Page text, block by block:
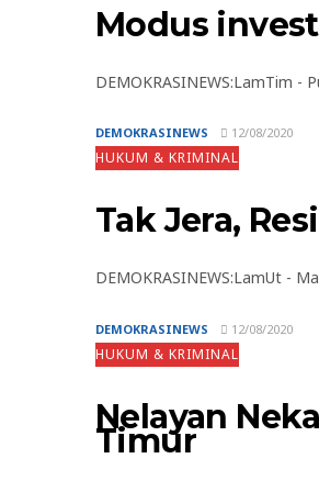
Modus
DEMOKRASINEWS:LamTim -
DEMOKRASINEWS 12/08/2020
HUKUM & KRIMINAL
Tak Jera,
DEMOKRASINEWS:LamUt -
DEMOKRASINEWS 12/08/2020
HUKUM & KRIMINAL
Nelayan
Timur